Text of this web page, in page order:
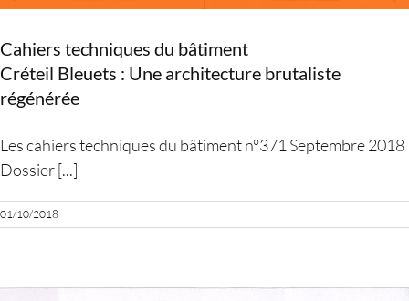
Cahiers techniques du bâtiment
Créteil Bleuets : Une architecture brutaliste
régénérée
Les cahiers techniques du bâtiment n°371 Septembre 2018
Dossier [...]
01/10/2018